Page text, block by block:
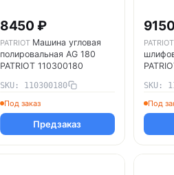
8450 ₽
PATRIOT Машина угловая
полировальная AG 180
PATRIOT 110300180
SKU: 110300180
Под заказ
Предзаказ
PATRIOT
SKU:
Под